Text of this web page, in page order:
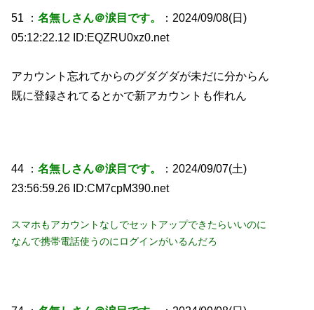
51 ：名無しさん＠涙目です。
：2024/09/08(日)
05:12:22.12 ID:EQZRU0xz0.net
アカウント忘れてからのグダグダが未だに分からん
既に登録されてるとかで新アカウントも作れん
44 ：名無しさん＠涙目です。
：2024/09/07(土)
23:56:59.26 ID:CM7cpM390.net
スマホもアカウントなしでセットアップできたらいいのに
なんで携帯電話使うのにログインがいるんだろ